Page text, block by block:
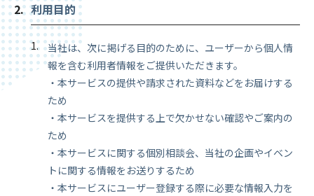
利用目的
当社は、次に掲げる目的のために、ユーザーから個人情
報を含む利用者情報をご提供いただきます。
・本サービスの提供や請求された資料などをお届けする
ため
・本サービスを提供する上で欠かせない確認やご案内の
ため
・本サービスに関する個別相談会、当社の企画やイベン
トに関する情報をお送りするため
・本サービスにユーザー登録する際に必要な情報入力を